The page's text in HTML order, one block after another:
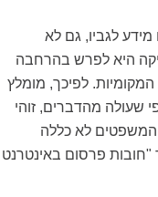
לגביו, גם לא
2022 כי "המגמה בפסיקה היא לפרש בהרחבה
המקומיות. לפיכך, מומלץ
שעולה מהדברים, זוהי
לא כללה
פרסום באינטרנט